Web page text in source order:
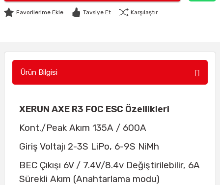
Tavsiye Et Karşılaştır
Ürün Bilgisi
XERUN AXE R3 FOC ESC Özellikleri
Kont./Peak Akım 135A / 600A
Giriş Voltajı 2-3S LiPo, 6-9S NiMh
BEC Çıkışı 6V / 7.4V/8.4v Değiştirilebilir, 6A
Sürekli Akım (Anahtarlama modu)